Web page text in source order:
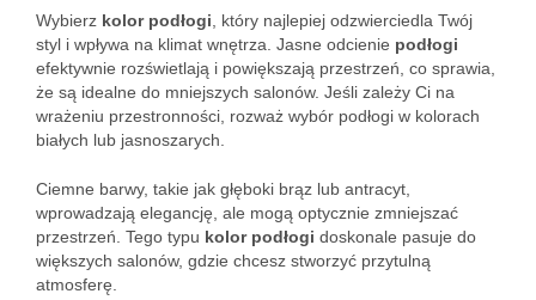
Wybierz kolor podłogi , który najlepiej odzwierciedla Twój
styl i wpływa na klimat wnętrza. Jasne odcienie podłogi
efektywnie rozświetlają i powiększają przestrzeń, co sprawia,
że są idealne do mniejszych salonów. Jeśli zależy Ci na
wrażeniu przestronności, rozważ wybór podłogi w kolorach
białych lub jasnoszarych.
Ciemne barwy, takie jak głęboki brąz lub antracyt,
wprowadzają elegancję, ale mogą optycznie zmniejszać
przestrzeń. Tego typu kolor podłogi doskonale pasuje do
większych salonów, gdzie chcesz stworzyć przytulną
atmosferę.